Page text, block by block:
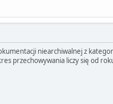
niearchiwalnej z
przechowywania liczy się od